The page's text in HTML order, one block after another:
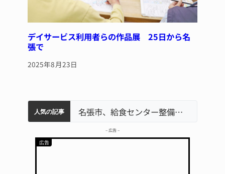
デイサービス利用者らの作品展 25日から名
張で
2025年8月23日
人気の記事
中学校の陶壁モニュメント 地元建設会社がボランティアで清掃 伊賀名張市立病院のDMAT、熊本地震の被災地へ 能登以来3回目の派遣
【インターハイ⑨】ソフトテニス ミス減らし上位狙う 近大高専
リレーで東海中学総体へ 伊賀・名張 名張市、給食センター整備へ実施計画案 14小学校集約の年次計画も
– 広告 –